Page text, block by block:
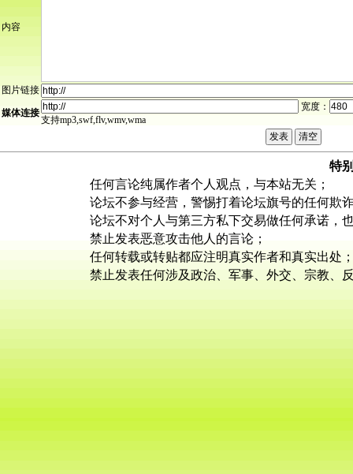
内容
图片链接
媒体连接
宽度：
支持mp3,swf,flv,wmv,wma
特
任何言论纯属作者个人观点，与本站无关；
论坛不参与经营，警惕打着论坛旗号的任何欺
论坛不对个人与第三方私下交易做任何承诺，
禁止发表恶意攻击他人的言论；
任何转载或转贴都应注明真实作者和真实出处
禁止发表任何涉及政治、军事、外交、宗教、